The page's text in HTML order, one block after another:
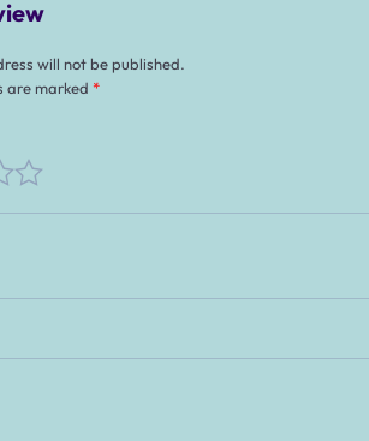
will not be published.
are marked *